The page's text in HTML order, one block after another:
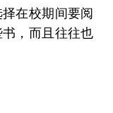
在校期间要阅
，而且往往也